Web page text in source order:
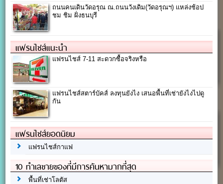
ถนนคนเดินวัดอรุณ ณ.ถนนวังเดิม(วัดอรุณฯ) แหล่งช้อป
ชม ชิม ฝั่งธนบุรี
แฟรนไชส์แนะนำ
แฟรนไชส์ 7-11 สะดวกซื้อจริงหรือ
แฟรนไชส์สตาร์บัคส์ ลงทุนยังไง เสนอพื้นที่เช่ายังไงไปดู
กัน
แฟรนไชส์ยอดนิยม
แฟรนไชส์กาแฟ
10 ทำเลขายของที่มีการค้นหามากที่สุด
พื้นที่เช่าโลตัส